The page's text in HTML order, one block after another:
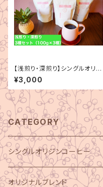
【浅煎り・深煎り】シングルオリジ
ン 3種セット（100g×3種）
¥3,000
CATEGORY
シングルオリジンコーヒー
オリジナルブレンド